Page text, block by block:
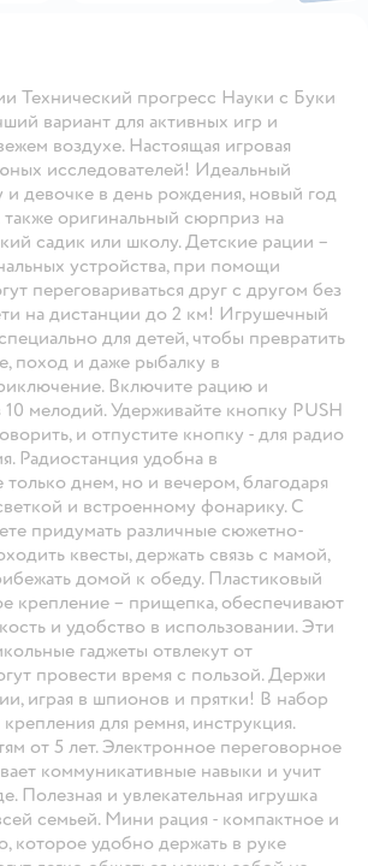
Технический прогресс Науки с Буки
вариант для активных игр и
воздухе. Настоящая игровая
исследователей! Идеальный
и девочке в день рождения, новый год
оригинальный сюрприз на
садик или школу. Детские рации –
устройства, при помощи
переговариваться друг с другом без
на дистанции до 2 км! Игрушечный
для детей, чтобы превратить
поход и даже рыбалку в
Включите рацию и
мелодий. Удерживайте кнопку PUSH
и отпустите кнопку - для радио
Радиостанция удобна в
днем, но и вечером, благодаря
и встроенному фонарику. С
придумать различные сюжетно-
квесты, держать связь с мамой,
домой к обеду. Пластиковый
крепление – прищепка, обеспечивают
и удобство в использовании. Эти
гаджеты отвлекут от
провести время с пользой. Держи
играя в шпионов и прятки! В набор
для ремня, инструкция.
от 5 лет. Электронное переговорное
коммуникативные навыки и учит
Полезная и увлекательная игрушка
семьей. Мини рация - компактное и
которое удобно держать в руке